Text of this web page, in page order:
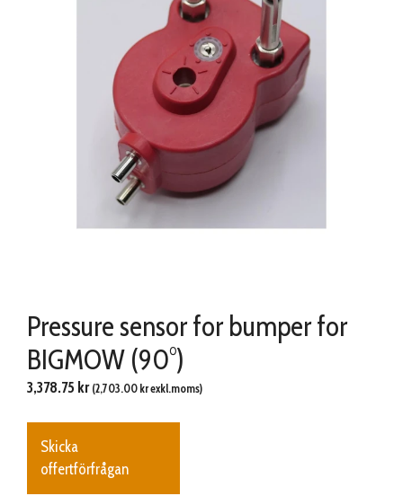
Pressure sensor for bumper for
BIGMOW (90°)
3,378.75 kr (2,703.00 krexkl.moms)
Skicka
offertförfrågan